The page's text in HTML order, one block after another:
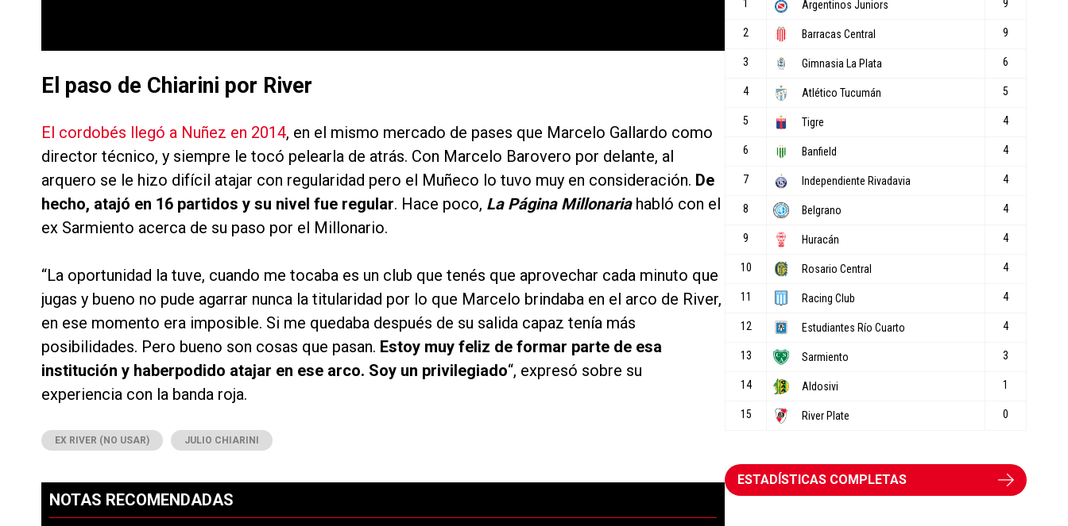
El paso de Chiarini por River
El cordobés llegó a Nuñez en 2014, en el mismo mercado de pases que Marcelo Gallardo como
director técnico, y siempre le tocó pelearla de atrás. Con Marcelo Barovero por delante, al
arquero se le hizo difícil atajar con regularidad pero el Muñeco lo tuvo muy en consideración. De
hecho, atajó en 16 partidos y su nivel fue regular. Hace poco, La Página Millonariahabló con el
ex Sarmiento acerca de su paso por el Millonario.
“La oportunidad la tuve, cuando me tocaba es un club que tenés que aprovechar cada minuto que
jugas y bueno no pude agarrar nunca la titularidad por lo que Marcelo brindaba en el arco de River,
en ese momento era imposible. Si me quedaba después de su salida capaz tenía más
posibilidades. Pero bueno son cosas que pasan. Estoy muy feliz de formar parte de esa
institución y haberpodido atajar en ese arco. Soy un privilegiado“, expresó sobre su
experiencia con la banda roja.
EX RIVER (NO USAR) JULIO CHIARINI
NOTAS RECOMENDADAS
ESTADÍSTICAS COMPLETAS